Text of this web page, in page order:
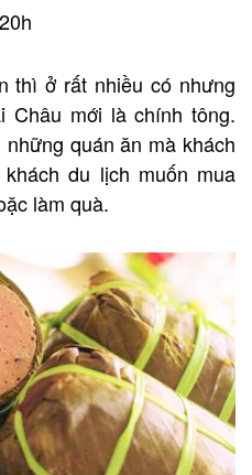
thì ở rất nhiều có nhưng
Châu mới là chính tông.
quán ăn mà khách
du lịch muốn mua
làm quà.